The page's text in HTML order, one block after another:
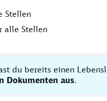
Stellen
alle Stellen
du bereits einen
Dokumenten aus.